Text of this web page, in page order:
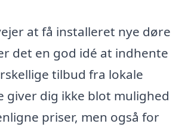
at få installeret nye døre
det en god idé at indhente
tilbud fra lokale
giver dig ikke blot mulighed
priser, men også for